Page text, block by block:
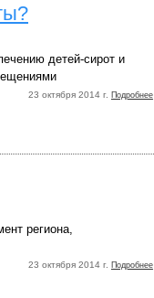
детей-сирот и
23 октября 2014 г. Подробнее
региона,
23 октября 2014 г. Подробнее